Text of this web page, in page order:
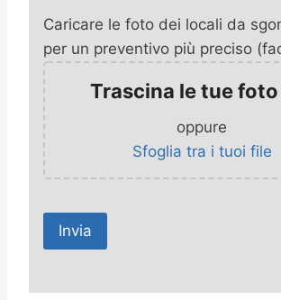
Caricare le foto dei locali da
per un preventivo più preciso
Trascina le tue
oppure
Sfoglia tra i tuoi file
A